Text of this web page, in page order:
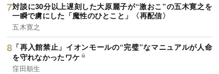
対談に30分以上遅刻した大原麗子が“激おこ”の五木寛之を
一瞬で虜にした「魔性のひとこと」〈再配信〉
五木寛之
「再入館禁止」イオンモールの“完璧”なマニュアルが人命
を守れなかったワケ
窪田順生